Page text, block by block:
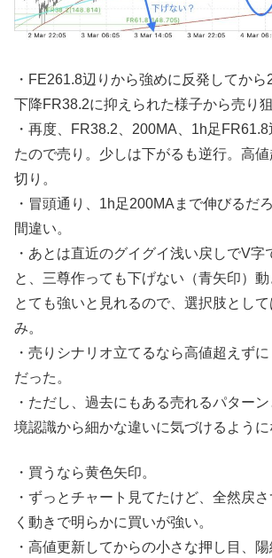
・FE261.8辺りから強めに反発してから
下降FR38.2に抑えられた様子から売り狙
・再度、FR38.2、200MA、1h足
たので売り。少しは下がるも逆行。高
切り。
・冒頭通り、1h足200MAまで伸びるだ
間違い。
・あとは直近のグイグイ浅い戻しでV字
と、三尊作っても下げない（青矢印）
とても強いと見れるので、選択肢とし
み。
・売りシナリオ立てるなら高値超えず
だった。
・ただし、過去にもある売れるパター
境認識から細かな違いに気づけるように
・買うなら黄色矢印。
・ずっとチャート見てたけど、全然戻
く動きで明らかに買いが強い。
・高値更新してからの小さな押し目、陽